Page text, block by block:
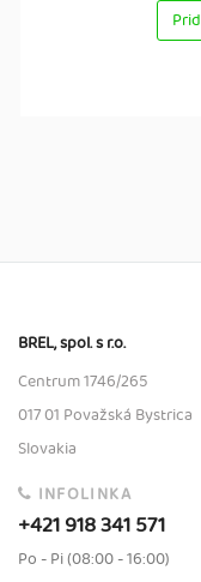
BREL, spol. s r.o.
Centrum 1746/265
017 01 Považská Bystrica
Slovakia
INFOLINKA
+421 918 341 571
Po - Pi (08:00 - 16:00)